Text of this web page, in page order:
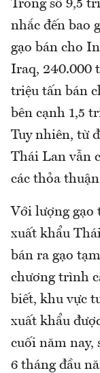
Trong số 9,5
nhắc đến bao
gạo bán cho
Iraq, 240.000
triệu tấn bán
bên cạnh 1,5
Tuy nhiên, từ
Thái Lan vẫn
các thỏa
Với lượng gạo
xuất khẩu
bán ra gạo
chương trình
biết, khu vực
xuất khẩu
cuối năm nay,
6 tháng đầu